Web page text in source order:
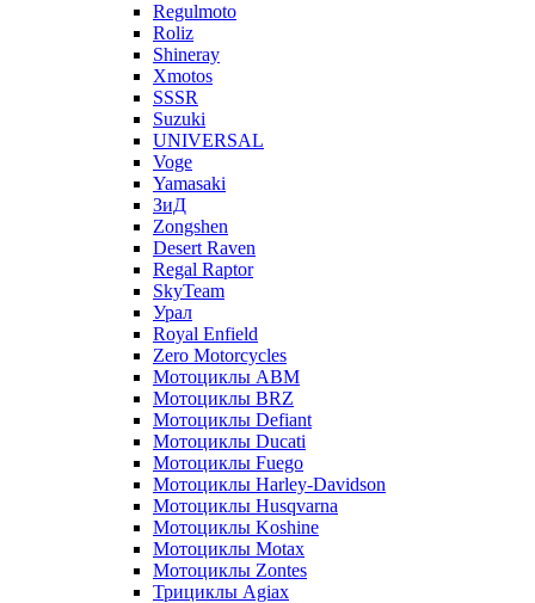
Regulmoto
Roliz
Shineray
Xmotos
SSSR
Suzuki
UNIVERSAL
Voge
Yamasaki
ЗиД
Zongshen
Desert Raven
Regal Raptor
SkyTeam
Урал
Royal Enfield
Zero Motorcycles
Мотоциклы ABM
Мотоциклы BRZ
Мотоциклы Defiant
Мотоциклы Ducati
Мотоциклы Fuego
Мотоциклы Harley-Davidson
Мотоциклы Husqvarna
Мотоциклы Koshine
Мотоциклы Motax
Мотоциклы Zontes
Трициклы Agiax